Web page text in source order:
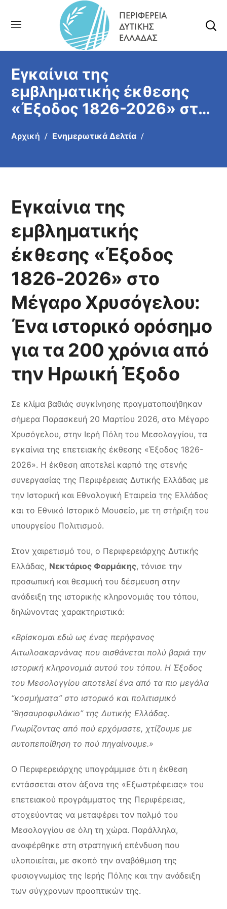
Εγκαίνια της
εμβληματικής έκθεσης
«Έξοδος 1826-2026» στο
ιστορικό ορόσημο για τα
Αρχική Ενημερωτικά Δελτία
Εγκαίνια της
εμβληματικής
έκθεσης «Έξοδος
1826-2026» στο
Μέγαρο Χρυσόγελου:
Ένα ιστορικό ορόσημο
για τα 200 χρόνια από
την Ηρωική Έξοδο
Σε κλίμα βαθιάς συγκίνησης πραγματοποιήθηκαν
σήμερα Παρασκευή 20 Μαρτίου 2026, στο Μέγαρο
Χρυσόγελου, στην Ιερή Πόλη του Μεσολογγίου, τα
εγκαίνια της επετειακής έκθεσης «Έξοδος 1826-
2026». Η έκθεση αποτελεί καρπό της στενής
συνεργασίας της Περιφέρειας Δυτικής Ελλάδας με
την Ιστορική και Εθνολογική Εταιρεία της Ελλάδος
και το Εθνικό Ιστορικό Μουσείο, με τη στήριξη του
υπουργείου Πολιτισμού.
Στον χαιρετισμό του, ο Περιφερειάρχης Δυτικής
Ελλάδας, Νεκτάριος Φαρμάκης, τόνισε την
προσωπική και θεσμική του δέσμευση στην
ανάδειξη της ιστορικής κληρονομιάς του τόπου,
δηλώνοντας χαρακτηριστικά:
«Βρίσκομαι εδώ ως ένας περήφανος
Αιτωλοακαρνάνας που αισθάνεται πολύ βαριά την
ιστορική κληρονομιά αυτού του τόπου. Η Έξοδος
του Μεσολογγίου αποτελεί ένα από τα πιο μεγάλα
“κοσμήματα” στο ιστορικό και πολιτισμικό
“θησαυροφυλάκιο” της Δυτικής Ελλάδας.
Γνωρίζοντας από πού ερχόμαστε, χτίζουμε με
αυτοπεποίθηση το πού πηγαίνουμε.»
Ο Περιφερειάρχης υπογράμμισε ότι η έκθεση
εντάσσεται στον άξονα της «Εξωστρέφειας» του
επετειακού προγράμματος της Περιφέρειας,
στοχεύοντας να μεταφέρει τον παλμό του
Μεσολογγίου σε όλη τη χώρα. Παράλληλα,
αναφέρθηκε στη στρατηγική επένδυση που
υλοποιείται, με σκοπό την αναβάθμιση της
φυσιογνωμίας της Ιερής Πόλης και την ανάδειξη
των σύγχρονων προοπτικών της.